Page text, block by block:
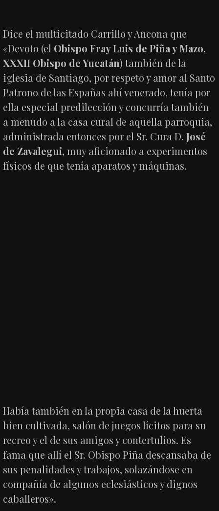
Dice el multicitado Carrillo y Ancona que
«Devoto (el Obispo Fray Luis de Piña y Mazo,
XXXII Obispo de Yucatán) también de la
iglesia de Santiago, por respeto y amor al Santo
Patrono de las Españas ahí venerado, tenía por
ella especial predilección y concurría también
a menudo a la casa cural de aquella parroquia,
administrada entonces por el Sr. Cura D.José
de Zavalegui, muy aficionado a experimentos
físicos de que tenía aparatos y máquinas.
Había también en la propia casa de la huerta
bien cultivada, salón de juegos lícitos para su
recreo y el de sus amigos y contertulios. Es
fama que allí el Sr. Obispo Piña descansaba de
sus penalidades y trabajos, solazándose en
compañía de algunos eclesiásticos y dignos
caballeros».